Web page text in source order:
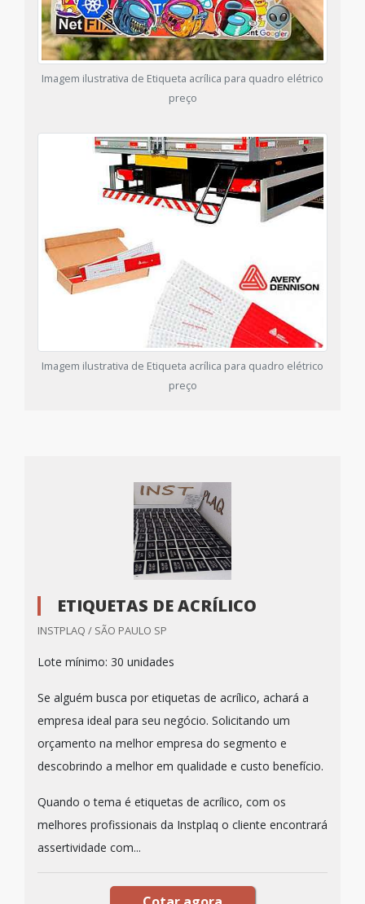
Imagem ilustrativa de Etiqueta acrílica para quadro elétrico
preço
Imagem ilustrativa de Etiqueta acrílica para quadro elétrico
preço
ETIQUETAS DE ACRÍLICO
INSTPLAQ / SÃO PAULO SP
Lote mínimo: 30 unidades
Se alguém busca por etiquetas de acrílico, achará a
empresa ideal para seu negócio. Solicitando um
orçamento na melhor empresa do segmento e
descobrindo a melhor em qualidade e custo benefício.
Quando o tema é etiquetas de acrílico, com os
melhores profissionais da Instplaq o cliente encontrará
assertividade com...